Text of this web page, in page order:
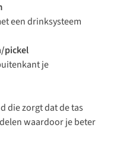
een drinksysteem
pickel
je
die zorgt dat de tas
waardoor je beter